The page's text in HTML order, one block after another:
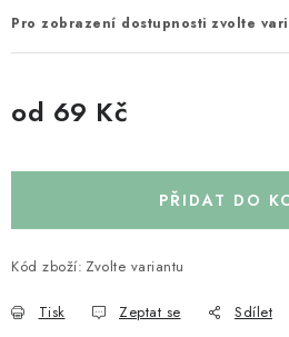
Pro zobrazení dostupnosti zvolte
od 69 Kč
PŘIDAT DO
Kód zboží: Zvolte variantu
Tisk Zeptat se Sdílet